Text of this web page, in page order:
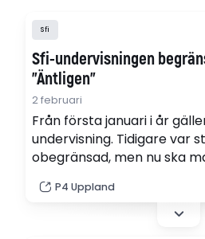
Sfi
Sfi-undervisningen
”Äntligen”
2 februari
Från första januari i år
undervisning. Tidigare var
obegränsad, men nu ska
och SFI undervisningen i
att det är ett mycket bra
P4 Uppland